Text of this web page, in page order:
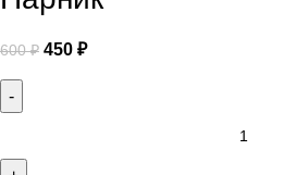
600₽ 450 ₽